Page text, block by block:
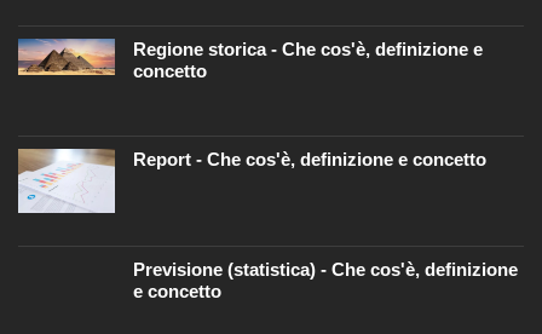
Regione storica - Che cos'è, definizione e
concetto
Report - Che cos'è, definizione e concetto
Previsione (statistica) - Che cos'è, definizione
e concetto